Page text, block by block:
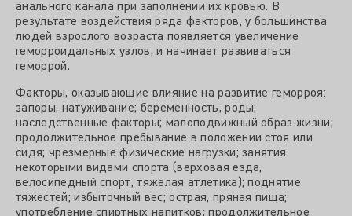
анального канала при заполнении их кровью. В
результате воздействия ряда факторов, у большинства
людей взрослого возраста появляется увеличение
геморроидальных узлов, и начинает развиваться
геморрой.
Факторы, оказывающие влияние на развитие геморроя:
запоры, натуживание; беременность, роды;
наследственные факторы; малоподвижный образ жизни;
продолжительное пребывание в положении стоя или
сидя; чрезмерные физические нагрузки; занятия
некоторыми видами спорта (верховая езда,
велосипедный спорт, тяжелая атлетика); поднятие
тяжестей; избыточный вес; острая, пряная пища;
употребление спиртных напитков; продолжительное